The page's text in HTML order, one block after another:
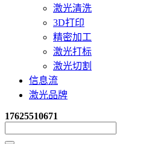
激光清洗
3D打印
精密加工
激光打标
激光切割
信息流
激光品牌
17625510671